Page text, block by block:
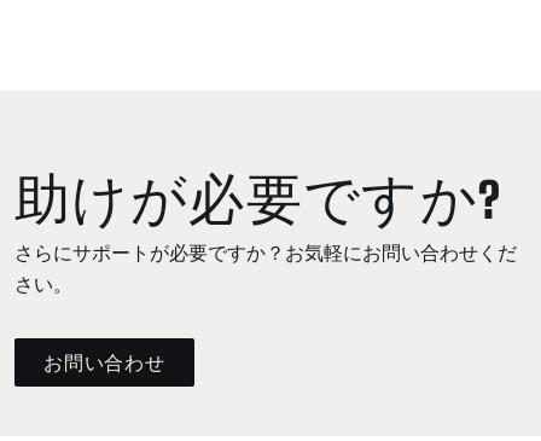
助けが必要ですか?
さらにサポートが必要ですか？お気軽にお問い合わせくだ
さい。
お問い合わせ